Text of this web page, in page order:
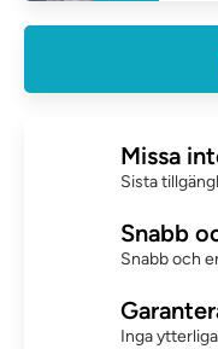
Missa
Sista
Snabb
Snabb och
Inga